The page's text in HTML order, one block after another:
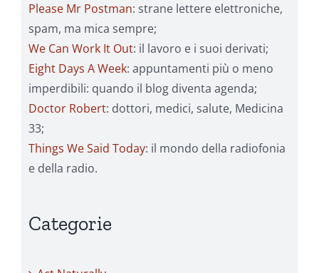
Please Mr Postman: strane lettere elettroniche,
spam, ma mica sempre;
We Can Work It Out: il lavoro e i suoi derivati;
Eight Days A Week: appuntamenti più o meno
imperdibili: quando il blog diventa agenda;
Doctor Robert: dottori, medici, salute, Medicina
33;
Things We Said Today: il mondo della radiofonia
e della radio.
Categorie